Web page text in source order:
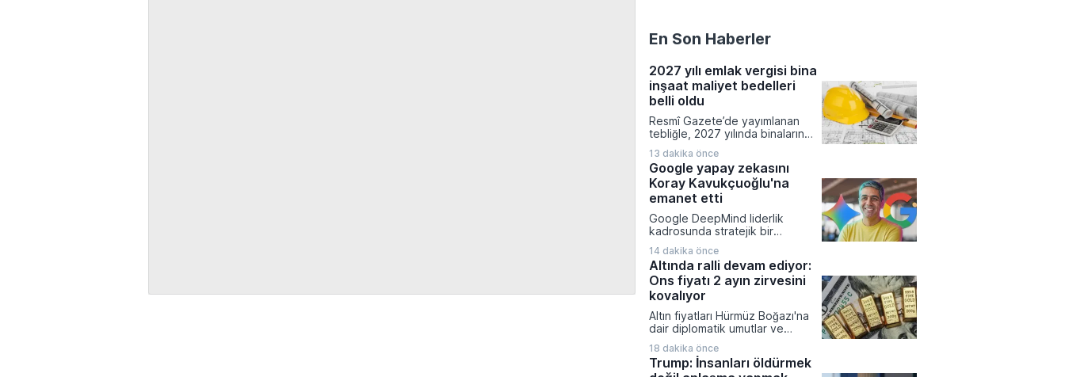
En Son Haberler
2027 yılı emlak vergisi bina
inşaat maliyet bedelleri
belli oldu
Resmî Gazete’de yayımlanan
tebliğle, 2027 yılında binaların
hesaplanmasında kullanılacak
normal inşaat maliyetleri
belirlendi. Meskenlerden
fabrikalara, otellerden okullara,
23 farklı bina grubu için
uygulanacak metrekare
bedelleri açıklandı.
13 dakika önce
Google yapay zekasını
Koray Kavukçuoğlu'na
emanet etti
Google DeepMind liderlik
kadrosunda stratejik bir
insanı Koray Kavukçuoğlu'nu
kıdemli başkan yardımcılığına
atadı. Alphabet Üst Yöneticisi
Sundar Pichai tarafından
duyurulan bu görev değişimiyle
birlikte yapay zekâ model
geliştirme süreçleri ve Gemini
uygulaması Kavukçuoğlu'nun
yönetimine devredildi.
14 dakika önce
Altında ralli devam ediyor:
Ons fiyatı 2 ayın zirvesini
kovalıyor
Altın fiyatları Hürmüz Boğazı'na
dair diplomatik umutlar ve
yükselişini dördüncü güne
taşıyarak yedi haftanın zirvesine
18 dakika önce
Trump: İnsanları öldürmek